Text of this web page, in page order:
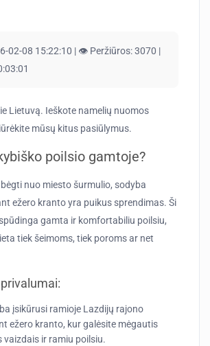
02-08 15:22:10 | 👁️ Peržiūros:3070 |
Lietuvą. Ieškote namelių nuomos
mūsų kitus pasiūlymus.
poilsio gamtoje?
nuo miesto šurmulio, sodyba
ežero kranto yra puikus sprendimas. Ši
gamta ir komfortabiliu poilsiu,
tiek šeimoms, tiek poroms ar net
įsikūrusi ramioje Lazdijų rajono
ežero kranto, kur galėsite mėgautis
vaizdais ir ramiu poilsiu.